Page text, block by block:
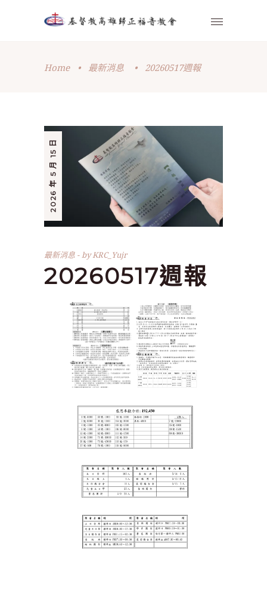
Home • 最新消息 • 20260517週報
2026 年 5 月 15 日
最新消息 byKRC_Yujr
20260517週報